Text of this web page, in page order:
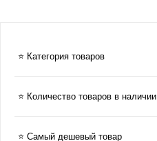
⭐ Категория товаров
⭐ Количество товаров в наличии
⭐ Самый дешевый товар